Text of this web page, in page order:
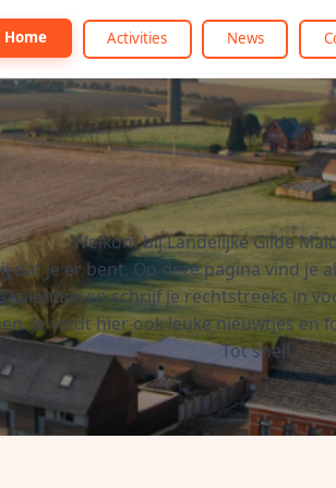
Home Activities News
Welkom bij Landelijke Gilde
dat je er bent. Op deze pagina vind je
kalender en schrijf je rechtstreeks in
Je vindt hier ook leuke nieuwtjes en
Tot snel!